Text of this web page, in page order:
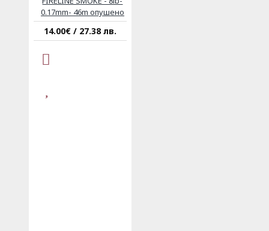
0.17mm- 46m опушено
14.00€ / 27.38 лв.